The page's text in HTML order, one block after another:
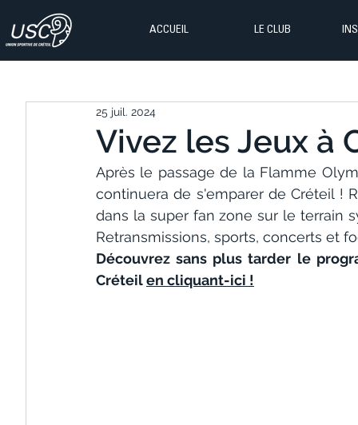
ACCUEIL LE CLUB
Vivez les Jeux à
25 juil. 2024
Après le passage de la Flamme
continuera de s'emparer de Créteil !
dans la super fan zone sur le terrain
Retransmissions, sports, concerts et
Découvrez sans plus tarder le
Créteil en cliquant-ici !